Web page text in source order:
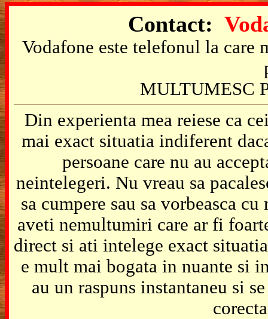
Contact:
Vodafone este telefonul la
MULTUMESC
Din experienta mea reiese ca
mai exact situatia indiferent
persoane care nu au
neintelegeri. Nu vreau sa
sa cumpere sau sa vorbeasca
aveti nemultumiri care ar fi
direct si ati intelege exact
e mult mai bogata in nuante si
au un raspuns instantaneu si